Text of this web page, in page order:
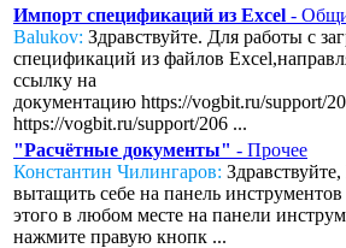
Импорт спецификаций из Excel -
Balukov: Здравствуйте. Для работы с
спецификаций из файлов
ссылку на
документацию https://vogbit.ru/support/
https://vogbit.ru/support/206 ...
"Расчётные документы" - Прочее
Константин Чилингаров:
вытащить себе на панель
этого в любом месте на панели
нажмите правую кнопк ...